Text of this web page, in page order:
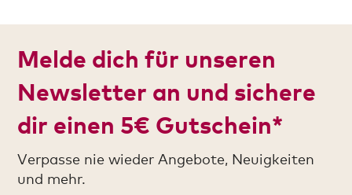
Melde dich für unseren
Newsletter an und sichere
dir einen 5€ Gutschein*
Verpasse nie wieder Angebote, Neuigkeiten
und mehr.